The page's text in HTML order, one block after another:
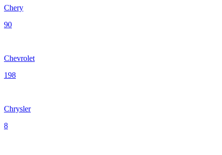
Chery
90
Chevrolet
198
Chrysler
8